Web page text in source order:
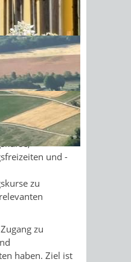
im
der
Angebote ohne
mit allen
und in allen
in
und -
zu
zu
haben. Ziel ist